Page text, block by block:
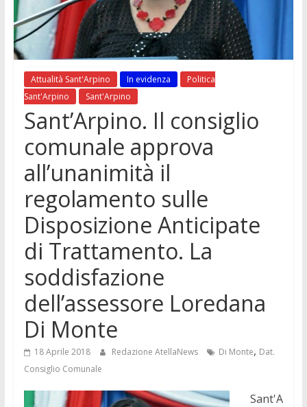
Attualità Sant'Arpino In evidenza
Politica
Sant'Arpino
Sant'Arpino
Sant’Arpino. Il consiglio
comunale approva
all’unanimità il
regolamento sulle
Disposizione Anticipate
di Trattamento. La
soddisfazione
dell’assessore Loredana
Di Monte
18 Aprile 2018 Redazione AtellaNews Di Monte, Dat.
Consiglio Comunale
Sant'A